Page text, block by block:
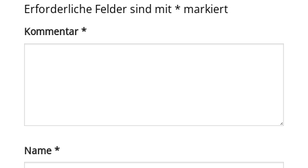
Erforderliche Felder sind mit* markiert
Kommentar *
Name *